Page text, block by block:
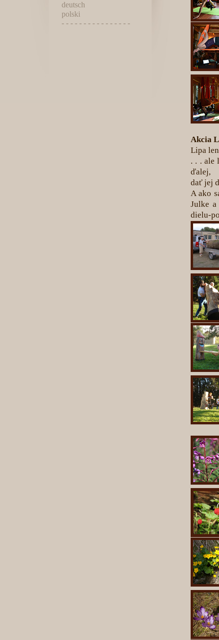
deutsch
polski
- - - - - - - - - - - - - - - -
Akcia
Lipa
. . . ale
ďalej,
dať jej
A ako
Julke
dielu-